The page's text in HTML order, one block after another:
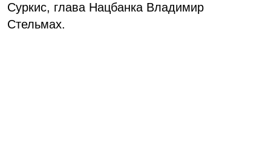
Суркис, глава Нацбанка Владимир
Стельмах.